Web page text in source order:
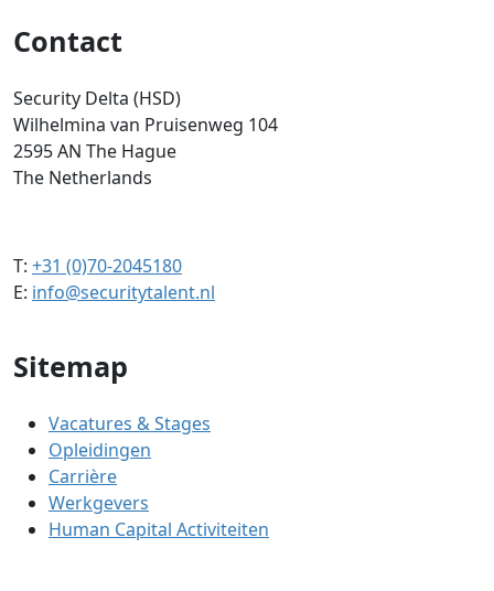
Contact
Security Delta (HSD)
Wilhelmina van Pruisenweg 104
2595 AN The Hague
The Netherlands
T: +31 (0)70-2045180
E: info@securitytalent.nl
Sitemap
Vacatures & Stages
Opleidingen
Carrière
Werkgevers
Human Capital Activiteiten